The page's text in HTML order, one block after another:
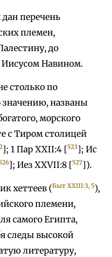
перечень
племен,
до
Иисусом Навином.
столько по
названы
морского
с Тиром столицей
]; 1 Пар XXII:4 [523]; Ис
]; Иез XXVII:8 [527]).
хеттеев (Быт XXIII:3, 5),
племени,
самого Египта,
следы высокой
литературу,